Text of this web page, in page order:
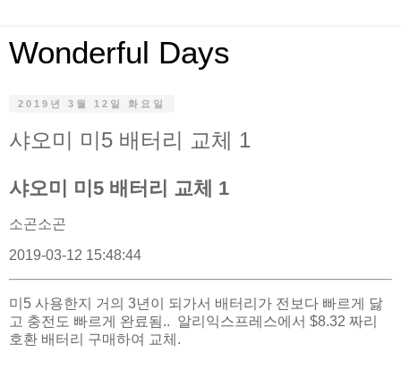
Wonderful Days
2019년 3월 12일 화요일
샤오미 미5 배터리 교체 1
샤오미 미5 배터리 교체 1
소곤소곤
2019-03-12 15:48:44
미5 사용한지 거의 3년이 되가서 배터리가 전보다 빠르게 닳
고 충전도 빠르게 완료됨.. 알리익스프레스에서 $8.32 짜리
호환 배터리 구매하여 교체.